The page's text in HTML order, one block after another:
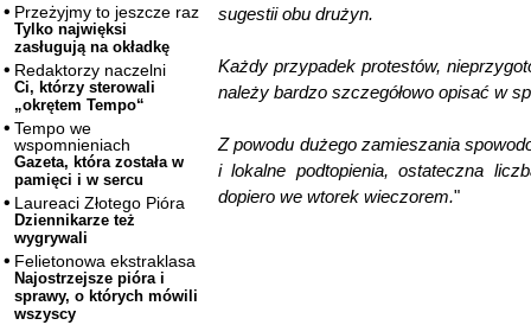
Przeżyjmy to jeszcze raz
Tylko najwięksi
zasługują na okładkę
Redaktorzy naczelni
Ci, którzy sterowali
„okrętem Tempo“
Tempo we
wspomnieniach
Gazeta, która została w
pamięci i w sercu
Laureaci Złotego Pióra
Dziennikarze też
wygrywali
Felietonowa ekstraklasa
Najostrzejsze pióra i
sprawy, o których mówili
wszyscy
sugestii obu drużyn.
Każdy przypadek protestów,
należy bardzo szczegółowo opisać w
Z powodu dużego zamieszania
i lokalne podtopienia, ostateczna
dopiero we wtorek wieczorem."